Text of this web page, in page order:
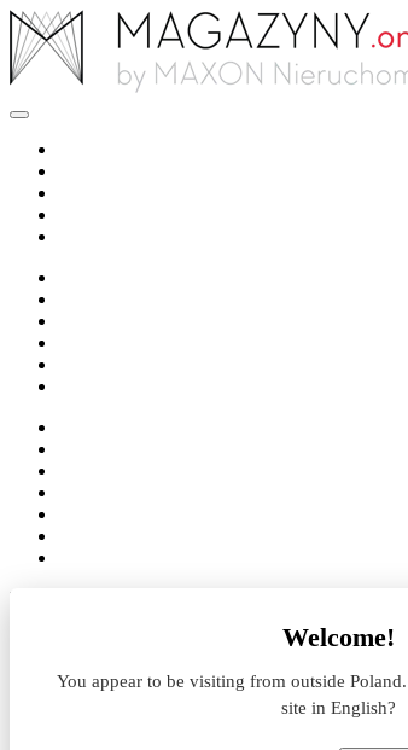
Welcome!
You appear to be visiting from outside
site in English?
Lokalizacja